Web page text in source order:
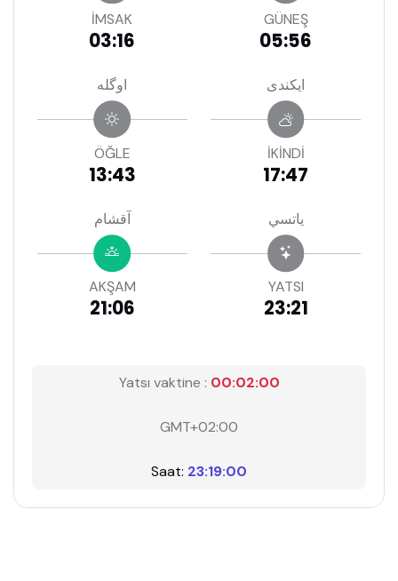
İMSAK
03:16
GÜNEŞ
05:56
اوگله
ÖĞLE
13:43
ايكندى
İKİNDİ
17:47
آقشام
AKŞAM
21:06
ياتسي
YATSI
23:21
Yatsı vaktine : 00:02:00
GMT+02:00
Saat: 23:19:00